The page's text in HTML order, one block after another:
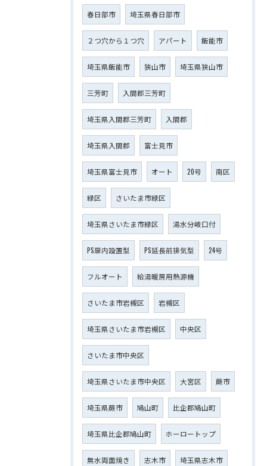
春日部市 埼玉県春日部市
２つ穴から１つ穴 アパート 飯能市
埼玉県飯能市 狭山市 埼玉県狭山市
三芳町 入間郡三芳町
埼玉県入間郡三芳町 入間郡
埼玉県入間郡 富士見市
埼玉県富士見市 オート 20号 南区
緑区 さいたま市緑区
埼玉県さいたま市緑区 湯水分岐口付
PS扉内設置型 PS延長前排気型 24号
フルオート 給湯暖房用熱源機
さいたま市岩槻区 岩槻区
埼玉県さいたま市岩槻区 中央区
さいたま市中央区
埼玉県さいたま市中央区 大宮区 蕨市
埼玉県蕨市 鳩山町 比企郡鳩山町
埼玉県比企郡鳩山町 ホーロートップ
無水両面焼き 志木市 埼玉県志木市